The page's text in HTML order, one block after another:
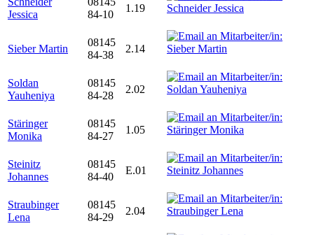
Jessica
84-10
1.19
Sieber Martin
08145
84-38
2.14
Soldan
Yauheniya
08145
84-28
2.02
Stäringer
Monika
08145
84-27
1.05
Steinitz
Johannes
08145
84-40
E.01
Straubinger
Lena
08145
84-29
2.04